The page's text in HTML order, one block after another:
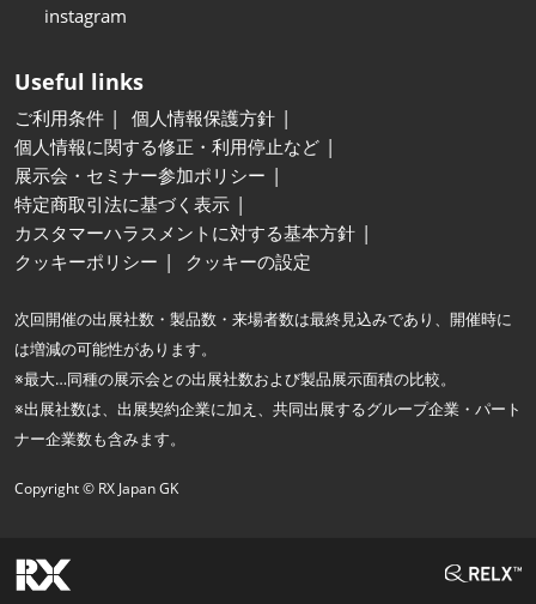
instagram
Useful links
ご利用条件
個人情報保護方針
個人情報に関する修正・利用停止など
展示会・セミナー参加ポリシー
特定商取引法に基づく表示
カスタマーハラスメントに対する基本方針
クッキーポリシー
クッキーの設定
次回開催の出展社数・製品数・来場者数は最終見込みであり、開催時に
は増減の可能性があります。
※最大…同種の展示会との出展社数および製品展示面積の比較。
※出展社数は、出展契約企業に加え、共同出展するグループ企業・パート
ナー企業数も含みます。
Copyright © RX Japan GK